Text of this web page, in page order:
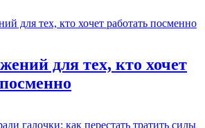
для тех, кто хочет